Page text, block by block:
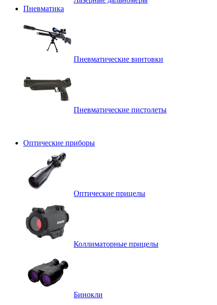
Пневматика
Пневматические винтовки
Пневматические пистолеты
Оптические приборы
Оптические прицелы
Коллиматорные прицелы
Бинокли